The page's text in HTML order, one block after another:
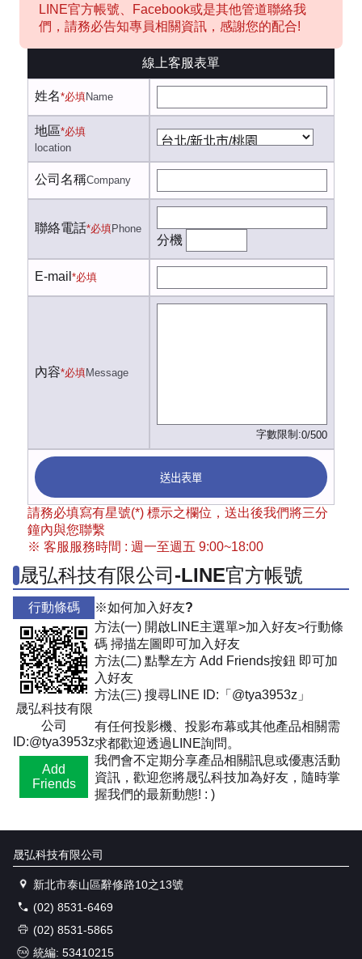
LINE官方帳號、Facebook或是其他管道聯絡我
們，請務必告知專員相關資訊，感謝您的配合!
線上客服表單
姓名*必填Name
地區*必填
location
公司名稱Company
聯絡電話*必填Phone
分機
E-mail *必填
內容*必填Message
字數限制:0/500
送出表單
請務必填寫有星號(*) 標示之欄位，送出後我們將三分
鐘內與您聯繫
※ 客服服務時間 : 週一至週五 9:00~18:00
晟弘科技有限公司-LINE官方帳號
行動條碼
晟弘科技有限
公司
ID:@tya3953z
Add
Friends
※如何加入好友?
方法(一) 開啟LINE主選單>加入好友>行動條
碼 掃描左圖即可加入好友
方法(二) 點擊左方 Add Friends按鈕 即可加
入好友
方法(三) 搜尋LINE ID:「@tya3953z」
有任何投影機、投影布幕或其他產品相關需
求都歡迎透過LINE詢問。
我們會不定期分享產品相關訊息或優惠活動
資訊，歡迎您將晟弘科技加為好友，隨時掌
握我們的最新動態! : )
晟弘科技有限公司
新北市泰山區辭修路10之13號
(02) 8531-6469
(02) 8531-5865
統編: 53410215